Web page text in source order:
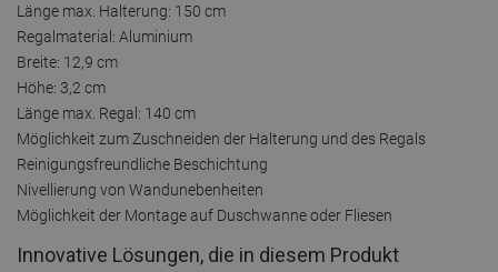
Länge max. Halterung: 150 cm
Regalmaterial: Aluminium
Breite: 12,9 cm
Höhe: 3,2 cm
Länge max. Regal: 140 cm
Möglichkeit zum Zuschneiden der Halterung und des Regals
Reinigungsfreundliche Beschichtung
Nivellierung von Wandunebenheiten
Möglichkeit der Montage auf Duschwanne oder Fliesen
Innovative Lösungen, die in diesem Produkt